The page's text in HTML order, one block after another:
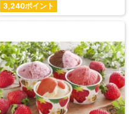
3,240ポイント